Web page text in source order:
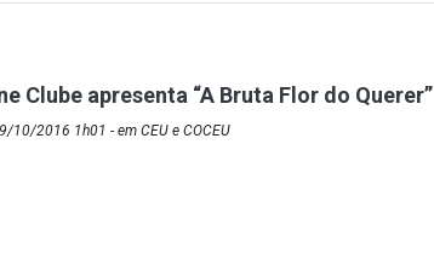
Clube apresenta “A Bruta Flor do Querer”
10/2016 1h01 - em CEU e COCEU